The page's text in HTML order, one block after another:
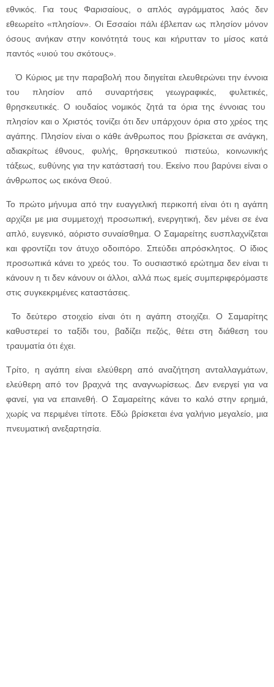
εθνικός. Για τους Φαρισαίους, ο απλός αγράμματος λαός δεν
εθεωρείτο «πλησίον». Οι Εσσαίοι πάλι έβλεπαν ως πλησίον μόνον
όσους ανήκαν στην κοινότητά τους και κήρυτταν το μίσος κατά
παντός «υιού του σκότους».
Ὁ Κύριος με την παραβολή που διηγείται ελευθερώνει την έννοια
του πλησίον από συναρτήσεις γεωγραφικές, φυλετικές,
θρησκευτικές. Ο ιουδαίος νομικός ζητά τα όρια της έννοιας του
πλησίον και ο Χριστός τονίζει ότι δεν υπάρχουν όρια στο χρέος της
αγάπης. Πλησίον είναι ο κάθε άνθρωπος που βρίσκεται σε ανάγκη,
αδιακρίτως έθνους, φυλής, θρησκευτικού πιστεύω, κοινωνικής
τάξεως, ευθύνης για την κατάστασή του. Εκείνο που βαρύνει είναι ο
άνθρωπος ως εικόνα Θεού.
Το πρώτο μήνυμα από την ευαγγελική περικοπή είναι ότι η αγάπη
αρχίζει με μια συμμετοχή προσωπική, ενεργητική, δεν μένει σε ένα
απλό, ευγενικό, αόριστο συναίσθημα. Ο Σαμαρείτης ευσπλαχνίζεται
και φροντίζει τον άτυχο οδοιπόρο. Σπεύδει απρόσκλητος. Ο ίδιος
προσωπικά κάνει το χρεός του. Το ουσιαστικό ερώτημα δεν είναι τι
κάνουν η τι δεν κάνουν οι άλλοι, αλλά πως εμείς συμπεριφερόμαστε
στις συγκεκριμένες καταστάσεις.
Το δεύτερο στοιχείο είναι ότι η αγάπη στοιχίζει. Ο Σαμαρίτης
καθυστερεί το ταξίδι του, βαδίζει πεζός, θέτει στη διάθεση του
τραυματία ότι έχει.
Τρίτο, η αγάπη είναι ελεύθερη από αναζήτηση ανταλλαγμάτων,
ελεύθερη από τον βραχνά της αναγνωρίσεως. Δεν ενεργεί για να
φανεί, για να επαινεθή. Ο Σαμαρείτης κάνει το καλό στην ερημιά,
χωρίς να περιμένει τίποτε. Εδώ βρίσκεται ένα γαλήνιο μεγαλείο, μια
πνευματική ανεξαρτησία.